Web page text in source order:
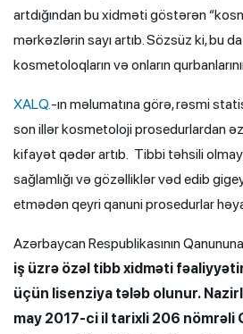
artdığından bu xidməti göstərən
mərkəzlərin sayı artıb. Sözsüz ki, bu
kosmetoloqların və onların qurbanlarının
XALQ.-ın məlumatına görə, rəsmi
son illər kosmetoloji prosedurlardan
kifayət qədər artıb. Tibbi təhsili
sağlamlığı və gözəlliklər vəd edib
etmədən qeyri qanuni prosedurlar
Azərbaycan Respublikasının
iş üzrə özəl tibb xidməti
üçün lisenziya tələb olunur.
may 2017-ci il tarixli 206 nömrəli